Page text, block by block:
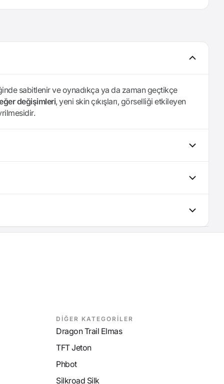
sabitlenir ve oynadıkça ya da zaman geçtikçe
değişimleri, yeni skin çıkışları, görselliği etkileyen
DİĞER KATEGORİLER
Dragon Trail Elmas
TFT Jeton
Phbot
Silkroad Silk